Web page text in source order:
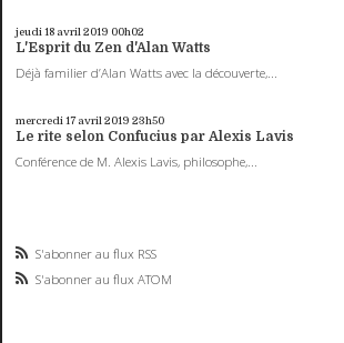
jeudi 18 avril 2019 00h02
L'Esprit du Zen d'Alan Watts
Déjà familier d’Alan Watts avec la découverte,...
mercredi 17 avril 2019 23h50
Le rite selon Confucius par Alexis Lavis
Conférence de M. Alexis Lavis, philosophe,...
S'abonner au flux RSS
S'abonner au flux ATOM